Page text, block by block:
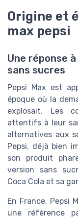
Origine et
max pepsi
Une réponse
sans sucres
Pepsi Max est
époque où la
explosait. Les
attentifs à leur
alternatives aux
Pepsi, déjà bien
son produit
version sans
Coca Cola et sa
En France, Pepsi
une référence